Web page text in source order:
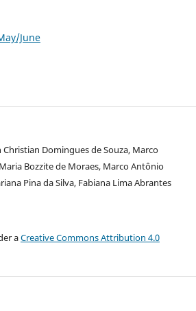
June
Domingues de Souza, Marco
Bozzite de Moraes, Marco Antônio
Pina da Silva, Fabiana Lima Abrantes
aCreative Commons Attribution 4.0